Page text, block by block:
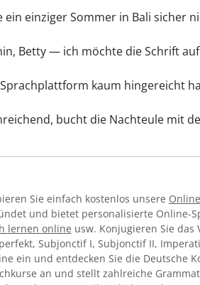
ein einziger Sommer in Bali
Betty — ich möchte die Schrift
kaum hingereicht
bucht die Nachteule mit
Sie einfach kostenlos unsere
und bietet personalisierte Online-
lernen online usw. Konjugieren Sie das
Subjonctif I, Subjonctif II,
ein und entdecken Sie die Deutsche
an und stellt zahlreiche